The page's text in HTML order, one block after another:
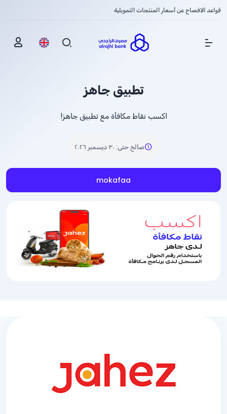
قواعد الافصاح عن أسعار المنتجات التمويلية
Show Menu
تطبيق جاهز
اكسب نقاط مكافأة مع تطبيق جاهز!
صالح حتى: ٣٠ ديسمبر ٢٠٢٦
mokafaa